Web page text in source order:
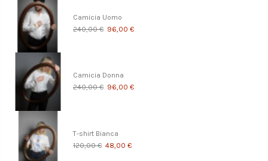
Camicia Uomo
240,00 € 96,00 €
Camicia Donna
240,00 € 96,00 €
T-shirt Bianca
120,00 € 48,00 €